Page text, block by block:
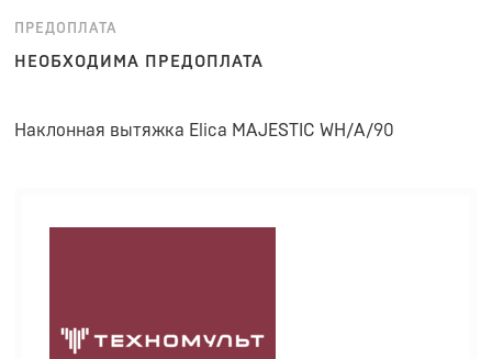
ПРЕДОПЛАТА
НЕОБХОДИМА ПРЕДОПЛАТА
Наклонная вытяжка Elica MAJESTIC WH/A/90